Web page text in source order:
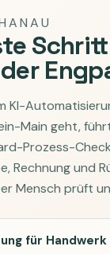
KI-
Main geht,
Prozess-
Rechnung und
Mensch prüft
für Handwerk